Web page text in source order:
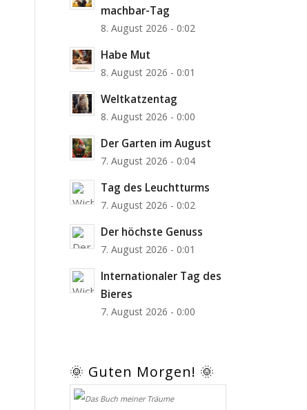
machbar-Tag
8. August 2026 - 0:02
Habe Mut
8. August 2026 - 0:01
Weltkatzentag
8. August 2026 - 0:00
Der Garten im August
7. August 2026 - 0:04
Tag des Leuchtturms
7. August 2026 - 0:02
Der höchste Genuss
7. August 2026 - 0:01
Internationaler Tag des
Bieres
7. August 2026 - 0:00
🌞 Guten Morgen! 🌞